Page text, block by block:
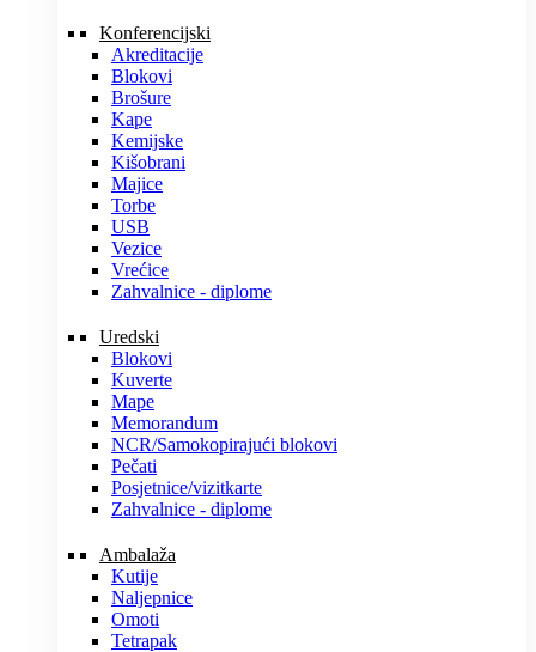
Konferencijski
Akreditacije
Blokovi
Brošure
Kape
Kemijske
Kišobrani
Majice
Torbe
USB
Vezice
Vrećice
Zahvalnice - diplome
Uredski
Blokovi
Kuverte
Mape
Memorandum
NCR/Samokopirajući blokovi
Pečati
Posjetnice/vizitkarte
Zahvalnice - diplome
Ambalaža
Kutije
Naljepnice
Omoti
Tetrapak